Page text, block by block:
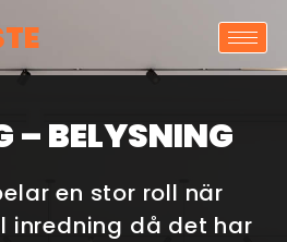
– BELYSNING
en stor roll när
inredning då det har